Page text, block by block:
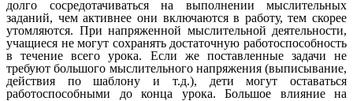
долго сосредотачиваться на выполнении мыслительных
заданий, чем активнее они включаются в работу, тем скорее
утомляются. При напряженной мыслительной деятельности,
учащиеся не могут сохранять достаточную работоспособность
в течение всего урока. Если же поставленные задачи не
требуют большого мыслительного напряжения (выписывание,
действия по шаблону и т.д.), дети могут оставаться
работоспособными до конца урока. Большое влияние на